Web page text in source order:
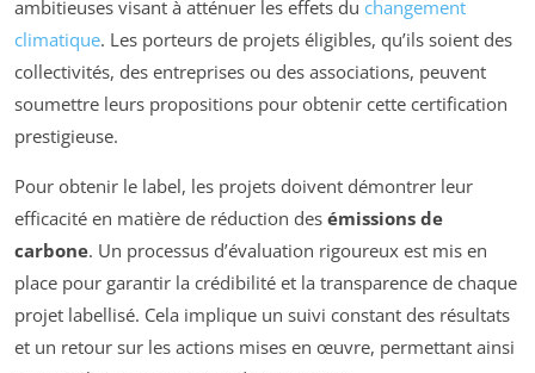
ambitieuses visant à atténuer les effets du changement
climatique. Les porteurs de projets éligibles, qu’ils soient des
collectivités, des entreprises ou des associations, peuvent
soumettre leurs propositions pour obtenir cette certification
prestigieuse.
Pour obtenir le label, les projets doivent démontrer leur
efficacité en matière de réduction des émissions de
carbone. Un processus d’évaluation rigoureux est mis en
place pour garantir la crédibilité et la transparence de chaque
projet labellisé. Cela implique un suivi constant des résultats
et un retour sur les actions mises en œuvre, permettant ainsi